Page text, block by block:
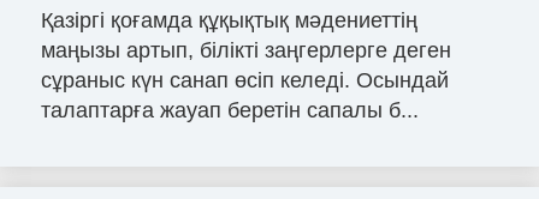
Қазіргі қоғамда құқықтық мәдениеттің
маңызы артып, білікті заңгерлерге деген
сұраныс күн санап өсіп келеді. Осындай
талаптарға жауап беретін сапалы б...